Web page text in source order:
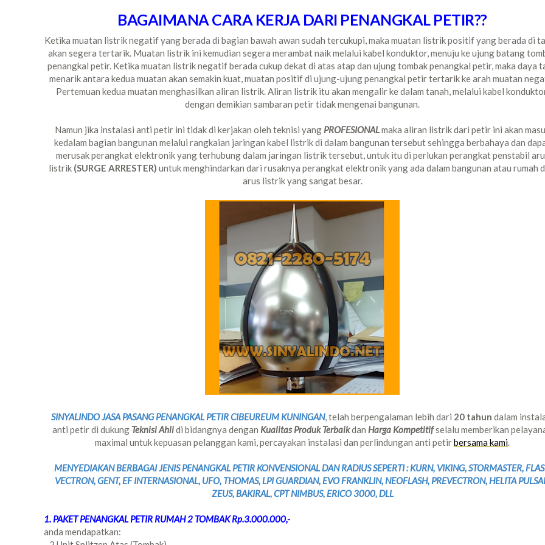
BAGAIMANA CARA KERJA DARI PENANGKAL PETIR??
Ketika muatan listrik negatif yang berada di bagian bawah awan sudah tercukupi, maka muatan listrik positif yang berada di
akan segera tertarik. Muatan listrik ini kemudian segera merambat naik melalui kabel konduktor, menuju ke ujung batang
penangkal petir. Ketika muatan listrik negatif berada cukup dekat di atas atap dan ujung tombak penangkal petir, maka daya
menarik antara kedua muatan akan semakin kuat, muatan positif di ujung-ujung penangkal petir tertarik ke arah muatan
Pertemuan kedua muatan menghasilkan aliran listrik. Aliran listrik itu akan mengalir ke dalam tanah, melalui kabel
dengan demikian sambaran petir tidak mengenai bangunan.
Namun jika instalasi anti petir ini tidak di kerjakan oleh teknisi yang PROFESIONALmaka aliran listrik dari petir ini akan
kedalam bagian bangunan melalui rangkaian jaringan kabel listrik di dalam bangunan tersebut sehingga berbahaya dan
merusak perangkat elektronik yang terhubung dalam jaringan listrik tersebut, untuk itu di perlukan perangkat penstabil
listrik (SURGE ARRESTER) untuk menghindarkan dari rusaknya perangkat elektronik yang ada dalam bangunan atau rumah
arus listrik yang sangat besar.
SINYALINDO JASA PASANG PENANGKAL PETIR CIBEUREUM KUNINGAN, telah berpengalaman lebih dari 20 tahun dalam
anti petir di dukung Teknisi Ahlidi bidangnya dengan Kualitas Produk Terbaikdan Harga Kompetitifselalu memberikan
maximal untuk kepuasan pelanggan kami, percayakan instalasi dan perlindungan anti petirbersama kami.
MENYEDIAKAN BERBAGAI JENIS PENANGKAL PETIR KONVENSIONAL DAN RADIUS SEPERTI : KURN, VIKING, STORMASTER,
VECTRON, GENT, EF INTERNASIONAL, UFO, THOMAS, LPI GUARDIAN, EVO FRANKLIN, NEOFLASH, PREVECTRON, HELITA
ZEUS, BAKIRAL, CPT NIMBUS, ERICO 3000, DLL
1. PAKET PENANGKAL PETIR RUMAH 2 TOMBAK Rp.3.000.000,-
anda mendapatkan: